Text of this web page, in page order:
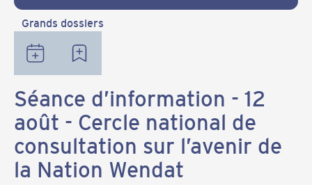
Grands dossiers
Séance d’information - 12
août - Cercle national de
consultation sur l’avenir de
la Nation Wendat